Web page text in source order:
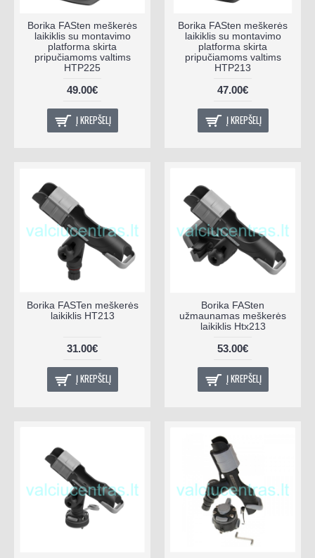
Borika FASten meškerės
laikiklis su montavimo
platforma skirta
pripučiamoms valtims
HTP225
49.00€
Į KREPŠELĮ
Borika FASten meškerės
laikiklis su montavimo
platforma skirta
pripučiamoms valtims
HTP213
47.00€
Į KREPŠELĮ
Borika FASTen meškerės
laikiklis HT213
31.00€
Į KREPŠELĮ
Borika FASten
užmaunamas meškerės
laikiklis Htx213
53.00€
Į KREPŠELĮ